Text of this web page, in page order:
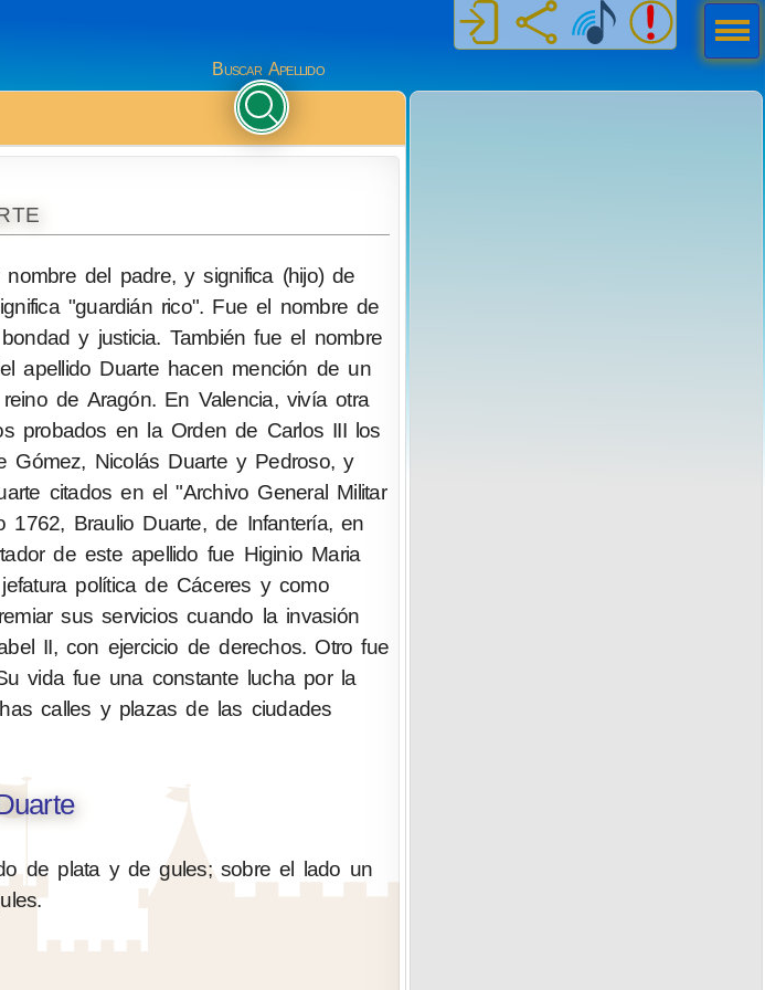
Buscar Apellido
del padre, y significa (hijo) de
"guardián rico". Fue el nombre de
y justicia. También fue el nombre
apellido Duarte hacen mención de un
de Aragón. En Valencia, vivía otra
probados en la Orden de Carlos III los
Gómez, Nicolás Duarte y Pedroso, y
citados en el "Archivo General Militar
Braulio Duarte, de Infantería, en
de este apellido fue Higinio Maria
política de Cáceres y como
sus servicios cuando la invasión
II, con ejercicio de derechos. Otro fue
vida fue una constante lucha por la
calles y plazas de las ciudades
de plata y de gules; sobre el lado un
Men
ú